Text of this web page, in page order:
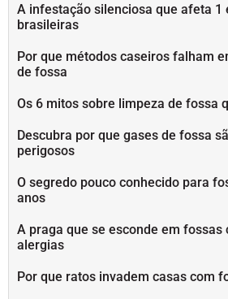
A infestação silenciosa que afeta 1
brasileiras
Por que métodos caseiros falham
de fossa
Os 6 mitos sobre limpeza de fossa
Descubra por que gases de fossa
perigosos
O segredo pouco conhecido para
anos
A praga que se esconde em fossas
alergias
Por que ratos invadem casas com